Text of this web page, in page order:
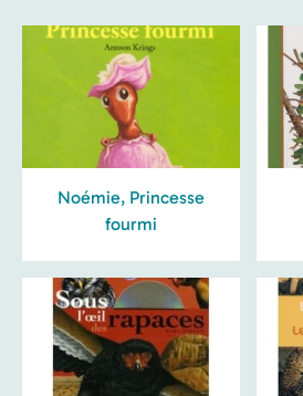
Noémie, Princesse
fourmi